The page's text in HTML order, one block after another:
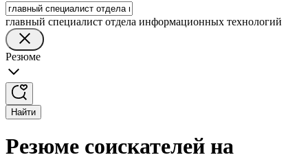
главный специалист отдела информационных технологий
Резюме
Найти
Резюме соискателей на